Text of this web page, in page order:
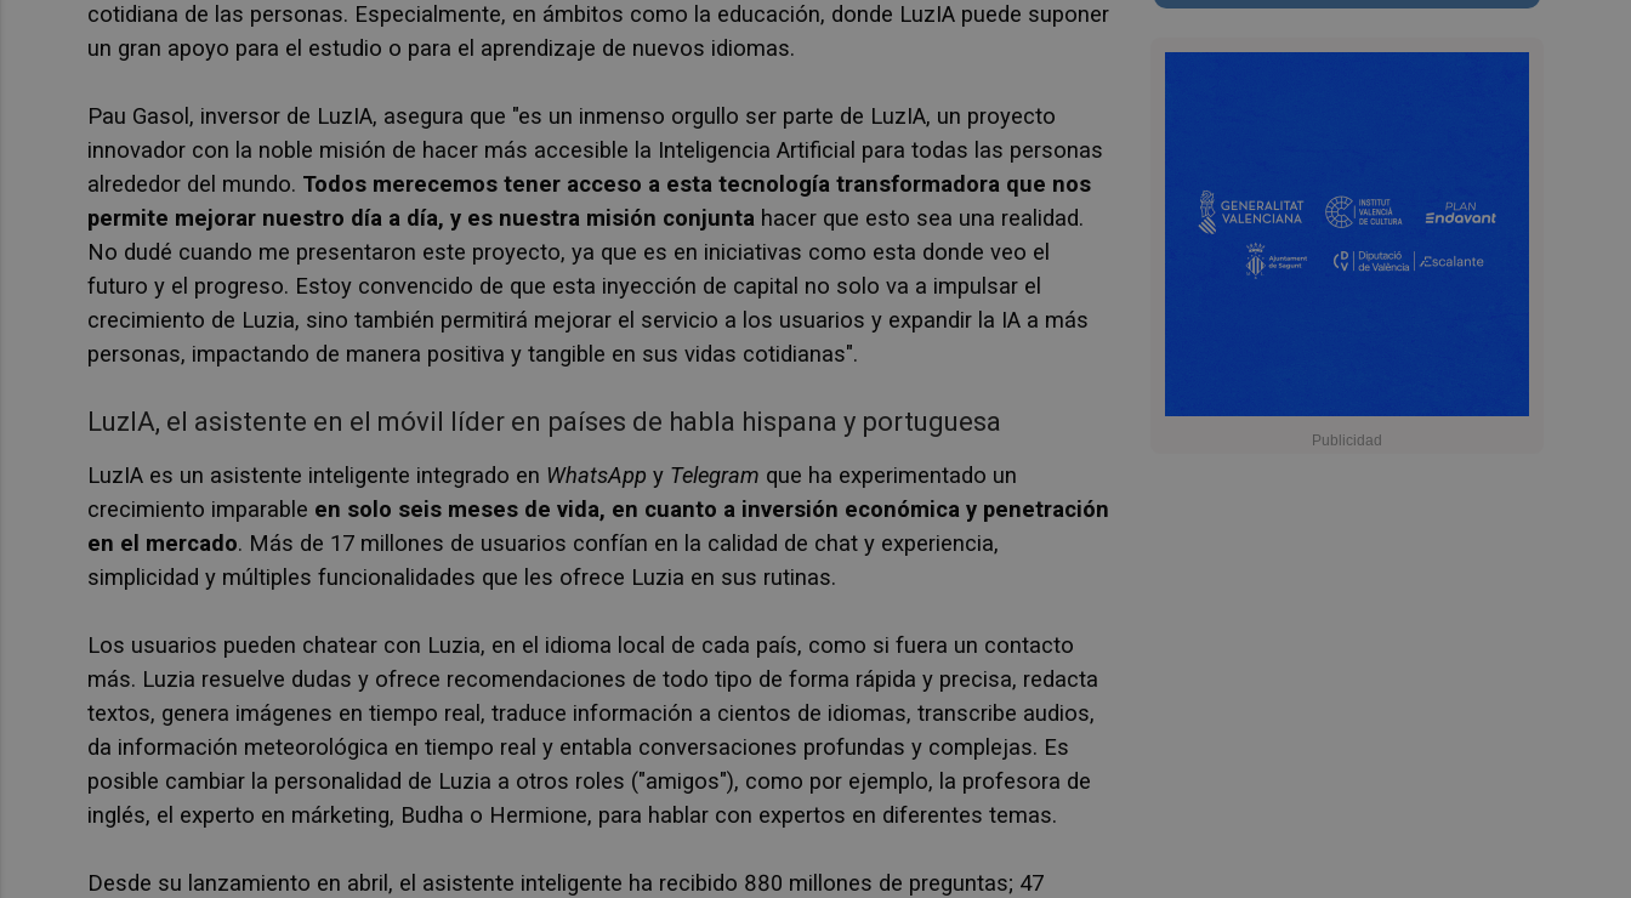
cotidiana de las personas. Especialmente, en ámbitos como la educación, donde LuzIA puede suponer
un gran apoyo para el estudio o para el aprendizaje de nuevos idiomas.
Pau Gasol, inversor de LuzIA, asegura que "es un inmenso orgullo ser parte de LuzIA, un proyecto
innovador con la noble misión de hacer más accesible la Inteligencia Artificial para todas las personas
alrededor del mundo. Todos merecemos tener acceso a esta tecnología transformadora que nos
permite mejorar nuestro día a día, y es nuestra misión conjunta hacer que esto sea una realidad.
No dudé cuando me presentaron este proyecto, ya que es en iniciativas como esta donde veo el
futuro y el progreso. Estoy convencido de que esta inyección de capital no solo va a impulsar el
crecimiento de Luzia, sino también permitirá mejorar el servicio a los usuarios y expandir la IA a más
personas, impactando de manera positiva y tangible en sus vidas cotidianas".
LuzIA, el asistente en el móvil líder en países de habla hispana y portuguesa
LuzIA es un asistente inteligente integrado en WhatsApp y Telegram que ha experimentado un
crecimiento imparable en solo seis meses de vida, en cuanto a inversión económica y penetración
en el mercado. Más de 17 millones de usuarios confían en la calidad de chat y experiencia,
simplicidad y múltiples funcionalidades que les ofrece Luzia en sus rutinas.
Los usuarios pueden chatear con Luzia, en el idioma local de cada país, como si fuera un contacto
más. Luzia resuelve dudas y ofrece recomendaciones de todo tipo de forma rápida y precisa, redacta
textos, genera imágenes en tiempo real, traduce información a cientos de idiomas, transcribe audios,
da información meteorológica en tiempo real y entabla conversaciones profundas y complejas. Es
posible cambiar la personalidad de Luzia a otros roles ("amigos"), como por ejemplo, la profesora de
inglés, el experto en márketing, Budha o Hermione, para hablar con expertos en diferentes temas.
Desde su lanzamiento en abril, el asistente inteligente ha recibido 880 millones de preguntas; 47